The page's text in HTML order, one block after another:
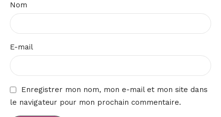
Nom
E-mail
Enregistrer mon nom, mon e-mail et mon site dans
le navigateur pour mon prochain commentaire.